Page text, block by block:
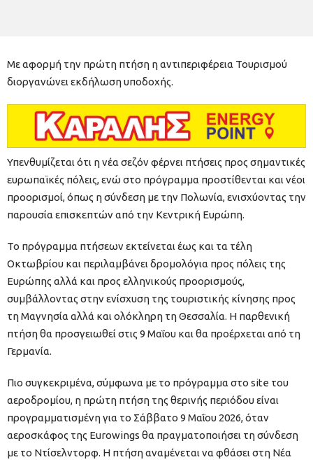
Με αφορμή την πρώτη πτήση η αντιπεριφέρεια Τουρισμού
διοργανώνει εκδήλωση υποδοχής.
Υπενθυμίζεται ότι η νέα σεζόν φέρνει πτήσεις προς σημαντικές
ευρωπαϊκές πόλεις, ενώ στο πρόγραμμα προστίθενται και νέοι
προορισμοί, όπως η σύνδεση με την Πολωνία, ενισχύοντας την
παρουσία επισκεπτών από την Κεντρική Ευρώπη.
Το πρόγραμμα πτήσεων εκτείνεται έως και τα τέλη
Οκτωβρίου και περιλαμβάνει δρομολόγια προς πόλεις της
Ευρώπης αλλά και προς ελληνικούς προορισμούς,
συμβάλλοντας στην ενίσχυση της τουριστικής κίνησης προς
τη Μαγνησία αλλά και ολόκληρη τη Θεσσαλία. Η παρθενική
πτήση θα προσγειωθεί στις 9 Μαΐου και θα προέρχεται από τη
Γερμανία.
Πιο συγκεκριμένα, σύμφωνα με το πρόγραμμα στο site του
αεροδρομίου, η πρώτη πτήση της θερινής περιόδου είναι
προγραμματισμένη για το Σάββατο 9 Μαΐου 2026, όταν
αεροσκάφος της Eurowings θα πραγματοποιήσει τη σύνδεση
με το Ντίσελντορφ. Η πτήση αναμένεται να φθάσει στη Νέα